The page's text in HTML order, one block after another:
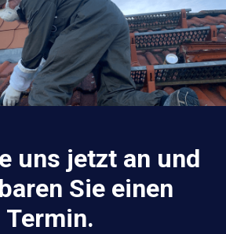
uns jetzt an und
Sie einen
Termin.